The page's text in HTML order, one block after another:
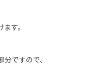
す。
ですので、